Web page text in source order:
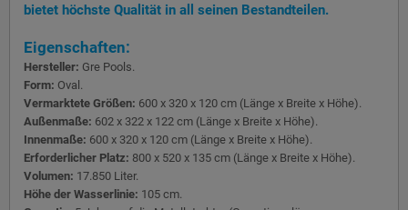
bietet höchste Qualität in all seinen Bestandteilen.
Eigenschaften:
Hersteller: Gre Pools.
Form: Oval.
Vermarktete Größen: 600 x 320 x 120 cm (Länge x Breite x Höhe).
Außenmaße: 602 x 322 x 122 cm (Länge x Breite x Höhe).
Innenmaße: 600 x 320 x 120 cm (Länge x Breite x Höhe).
Erforderlicher Platz: 800 x 520 x 135 cm (Länge x Breite x Höhe).
Volumen: 17.850 Liter.
Höhe der Wasserlinie: 105 cm.